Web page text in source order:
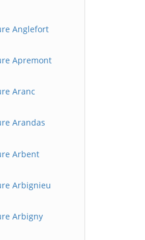
Anglefort
Apremont
Aranc
Arandas
Arbent
Arbignieu
Arbigny